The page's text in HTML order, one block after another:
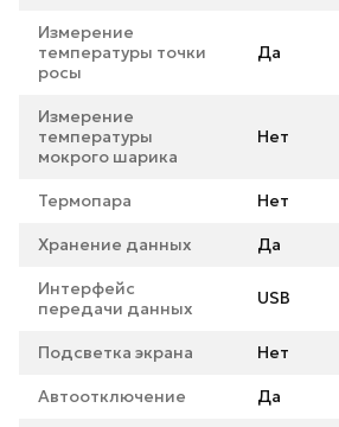
Измерение
температуры точки
росы
Да
Измерение
температуры
мокрого шарика
Нет
Термопара Нет
Хранение данных Да
Интерфейс
передачи данных
USB
Подсветка экрана Нет
Автоотключение Да